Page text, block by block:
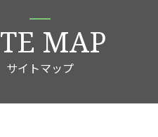
MAP
サイトマップ